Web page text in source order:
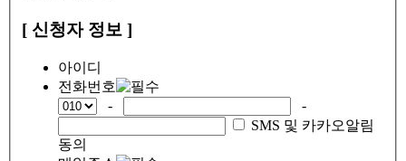
[ 신청자 정보 ]
아이디
전화번호
-
-
SMS 및 카카오알림
동의